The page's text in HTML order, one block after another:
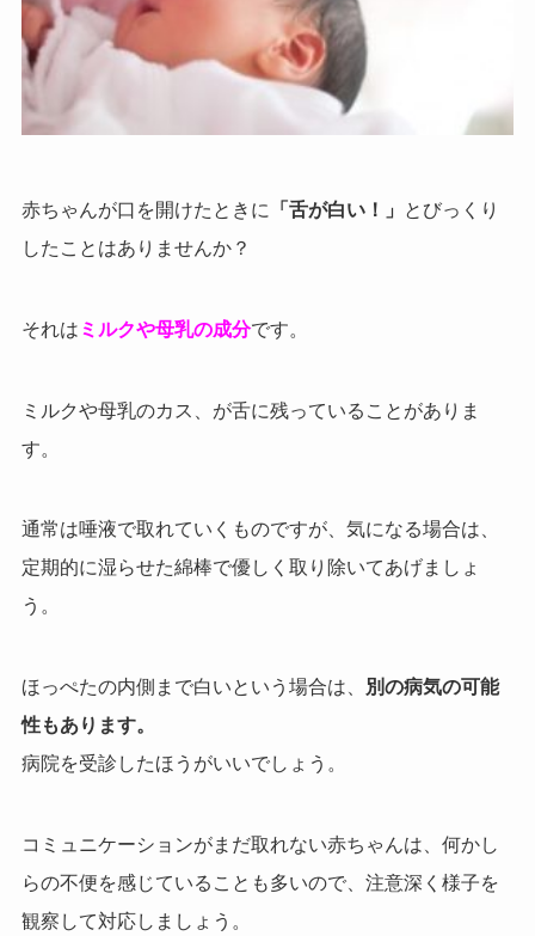
赤ちゃんが口を開けたときに 「舌が白い！」
とびっくり
したことはありませんか？
それは ミルクや母乳の成分です。
ミルクや母乳のカス、が舌に残っていることがありま
す。
通常は唾液で取れていくものですが、気になる場合は、
定期的に湿らせた綿棒で優しく取り除いてあげましょ
う。
ほっぺたの内側まで白いという場合は、
別の病気の可能
性もあります。
病院を受診したほうがいいでしょう。
コミュニケーションがまだ取れない赤ちゃんは、何かし
らの不便を感じていることも多いので、注意深く様子を
観察して対応しましょう。